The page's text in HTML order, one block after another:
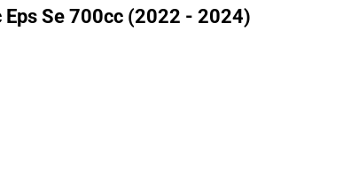
Se 700cc (2022 - 2024)